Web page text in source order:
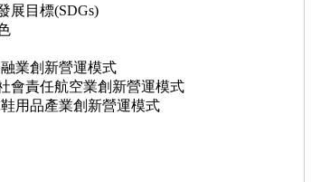
展目標(SDGs)
業創新營運模式
會責任航空業創新營運模式
用品產業創新營運模式